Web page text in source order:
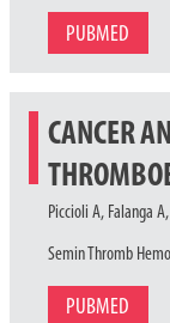
PUBMED
CANCER
Piccioli A, Falanga
Semin Thromb
PUBMED